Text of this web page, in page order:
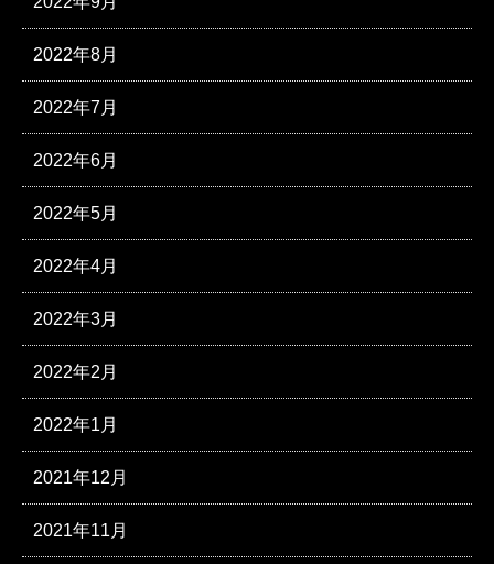
2022年8月
2022年7月
2022年6月
2022年5月
2022年4月
2022年3月
2022年2月
2022年1月
2021年12月
2021年11月